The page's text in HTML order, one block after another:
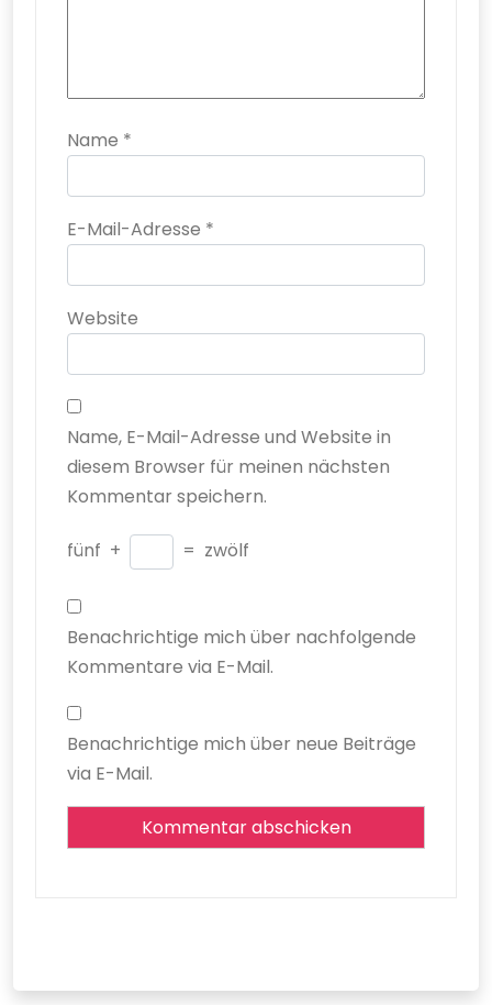
Name *
E-Mail-Adresse *
Website
Name, E-Mail-Adresse und Website in
diesem Browser für meinen nächsten
Kommentar speichern.
fünf + = zwölf
Benachrichtige mich über nachfolgende
Kommentare via E-Mail.
Benachrichtige mich über neue Beiträge
via E-Mail.